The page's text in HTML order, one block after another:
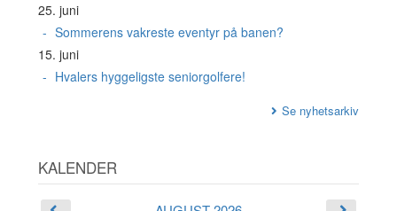
25. juni
Sommerens vakreste eventyr på banen?
15. juni
Hvalers hyggeligste seniorgolfere!
Se nyhetsarkiv
KALENDER